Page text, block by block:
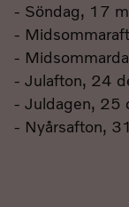
- Söndag, 17
-
-
- Julafton, 24
- Juldagen, 25
- Nyårsafton,